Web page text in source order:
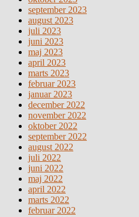
september 2023
august 2023
juli 2023
juni 2023
maj 2023
april 2023
marts 2023
februar 2023
januar 2023
december 2022
november 2022
oktober 2022
september 2022
august 2022
juli 2022
juni 2022
maj 2022
april 2022
marts 2022
februar 2022